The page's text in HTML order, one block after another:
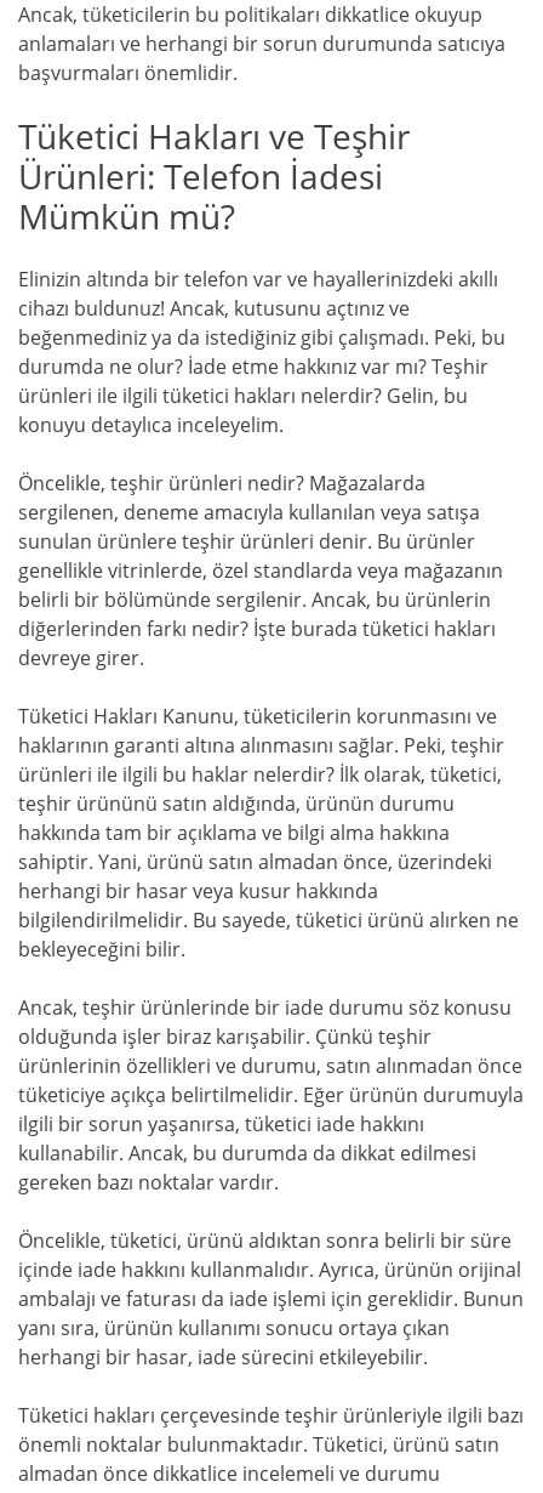
Ancak, tüketicilerin bu politikaları dikkatlice okuyup
anlamaları ve herhangi bir sorun durumunda satıcıya
başvurmaları önemlidir.
Tüketici Hakları ve Teşhir
Ürünleri: Telefon İadesi
Mümkün mü?
Elinizin altında bir telefon var ve hayallerinizdeki akıllı
cihazı buldunuz! Ancak, kutusunu açtınız ve
beğenmediniz ya da istediğiniz gibi çalışmadı. Peki, bu
durumda ne olur? İade etme hakkınız var mı? Teşhir
ürünleri ile ilgili tüketici hakları nelerdir? Gelin, bu
konuyu detaylıca inceleyelim.
Öncelikle, teşhir ürünleri nedir? Mağazalarda
sergilenen, deneme amacıyla kullanılan veya satışa
sunulan ürünlere teşhir ürünleri denir. Bu ürünler
genellikle vitrinlerde, özel standlarda veya mağazanın
belirli bir bölümünde sergilenir. Ancak, bu ürünlerin
diğerlerinden farkı nedir? İşte burada tüketici hakları
devreye girer.
Tüketici Hakları Kanunu, tüketicilerin korunmasını ve
haklarının garanti altına alınmasını sağlar. Peki, teşhir
ürünleri ile ilgili bu haklar nelerdir? İlk olarak, tüketici,
teşhir ürününü satın aldığında, ürünün durumu
hakkında tam bir açıklama ve bilgi alma hakkına
sahiptir. Yani, ürünü satın almadan önce, üzerindeki
herhangi bir hasar veya kusur hakkında
bilgilendirilmelidir. Bu sayede, tüketici ürünü alırken ne
bekleyeceğini bilir.
Ancak, teşhir ürünlerinde bir iade durumu söz konusu
olduğunda işler biraz karışabilir. Çünkü teşhir
ürünlerinin özellikleri ve durumu, satın alınmadan önce
tüketiciye açıkça belirtilmelidir. Eğer ürünün durumuyla
ilgili bir sorun yaşanırsa, tüketici iade hakkını
kullanabilir. Ancak, bu durumda da dikkat edilmesi
gereken bazı noktalar vardır.
Öncelikle, tüketici, ürünü aldıktan sonra belirli bir süre
içinde iade hakkını kullanmalıdır. Ayrıca, ürünün orijinal
ambalajı ve faturası da iade işlemi için gereklidir. Bunun
yanı sıra, ürünün kullanımı sonucu ortaya çıkan
herhangi bir hasar, iade sürecini etkileyebilir.
Tüketici hakları çerçevesinde teşhir ürünleriyle ilgili bazı
önemli noktalar bulunmaktadır. Tüketici, ürünü satın
almadan önce dikkatlice incelemeli ve durumu